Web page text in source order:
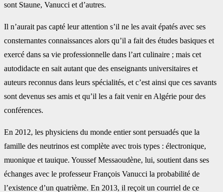
‎sont Staune, Vanucci et d’autres.‎
Il n’aurait pas capté leur attention s’il ne les avait épatés avec ses
consternantes ‎connaissances alors qu’il a fait des études basiques et
exercé dans sa vie professionnelle ‎dans l’art culinaire ; mais cet
autodidacte en sait autant que des enseignants universitaires ‎et
auteurs reconnus dans leurs spécialités, et c’est ainsi que ces savants
sont devenus ses ‎amis et qu’il les a fait venir en Algérie pour des
conférences.‎
En 2012, les physiciens du monde entier sont persuadés que la
famille des neutrinos est ‎complète avec trois types : électronique,
muonique et tauique. Youssef Messaoudène, lui, ‎soutient dans ses
échanges avec le professeur François Vanucci la probabilité de
l’existence ‎d’un quatrième. En 2013, il reçoit un courriel de ce